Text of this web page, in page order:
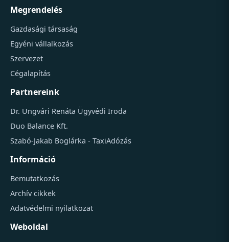
Megrendelés
Gazdasági társaság
Egyéni vállalkozás
Szervezet
Cégalapítás
Partnereink
Dr. Ungvári Renáta Ügyvédi Iroda
Duo Balance Kft.
Szabó-Jakab Boglárka - TaxiAdózás
Információ
Bemutatkozás
Archív cikkek
Adatvédelmi nyilatkozat
Weboldal